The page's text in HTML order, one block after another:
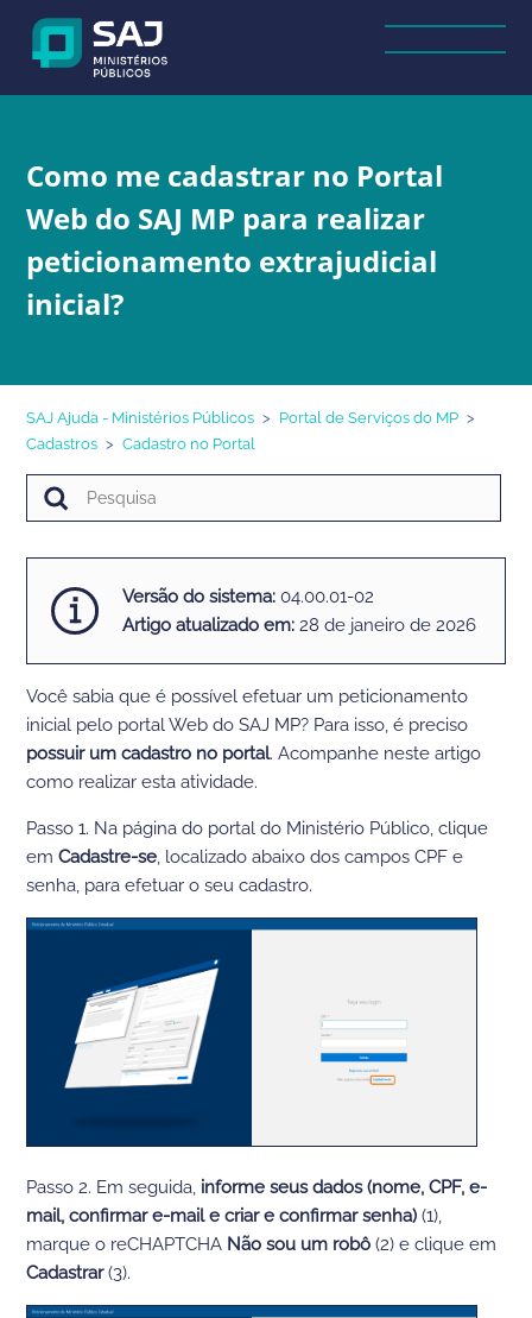
Como me cadastrar no Portal
Web do SAJ MP para realizar
peticionamento extrajudicial
inicial?
SAJ Ajuda - Ministérios Públicos
Portal de Serviços do MP
Cadastros
Cadastro no Portal
Versão do sistema:04.00.01-02
Artigo atualizado em: 28 de janeiro de 2026
Você sabia que é possível efetuar um peticionamento
inicial pelo portal Web do SAJ MP? Para isso, é preciso
possuir um cadastro no portal. Acompanhe neste artigo
como realizar esta atividade.
Passo 1. Na página do portal do Ministério Público, clique
emCadastre-se, localizado abaixo dos campos CPF e
senha, para efetuar o seu cadastro.
Passo 2. Em seguida, informe seus dados (nome, CPF, e-
mail, confirmar e-mail e criar e confirmar senha) (1),
marque o reCHAPTCHA Não sou um robô (2) e clique em
Cadastrar(3).